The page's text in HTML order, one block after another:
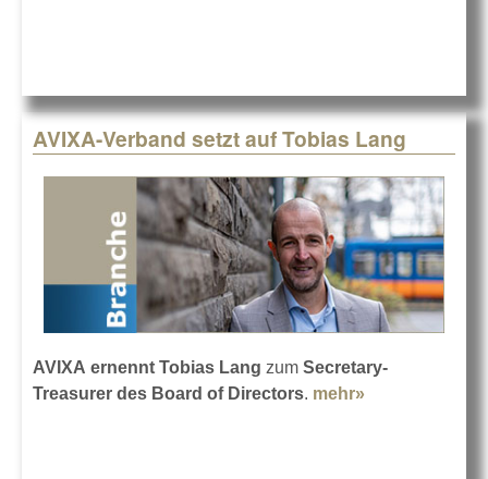
AVIXA-Verband setzt auf Tobias Lang
AVIXA ernennt Tobias Lang zum Secretary-
Treasurer des Board of Directors. mehr»